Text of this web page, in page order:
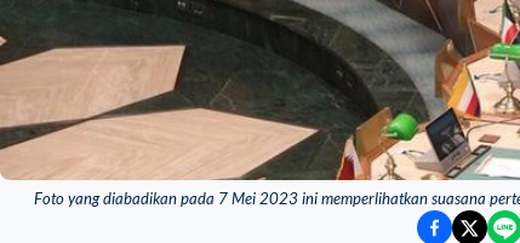
Foto yang diabadikan pada 7 Mei 2023 ini memperlihatkan suasana